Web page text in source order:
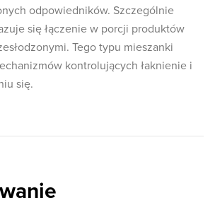
odpowiedników. Szczególnie
się łączenie w porcji produktów
Tego typu mieszanki
kontrolujących łaknienie i
się.